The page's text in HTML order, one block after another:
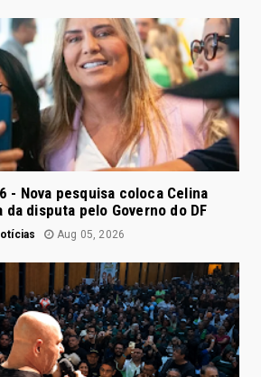
- Nova pesquisa coloca Celina
da disputa pelo Governo do DF
Aug 05, 2026